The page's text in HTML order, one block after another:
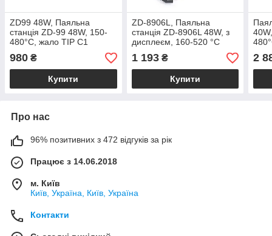
ZD99 48W, Паяльна
станція ZD-99 48W, 150-
480°C, жало TIP C1
980 ₴
Купити
ZD-8906L, Паяльна
станція ZD-8906L 48W, з
дисплеєм, 160-520 °C
1 193₴
Купити
2
Про нас
96% позитивних з 472 відгуків за рік
Працює з 14.06.2018
м. Київ
Київ, Україна, Київ, Україна
Контакти